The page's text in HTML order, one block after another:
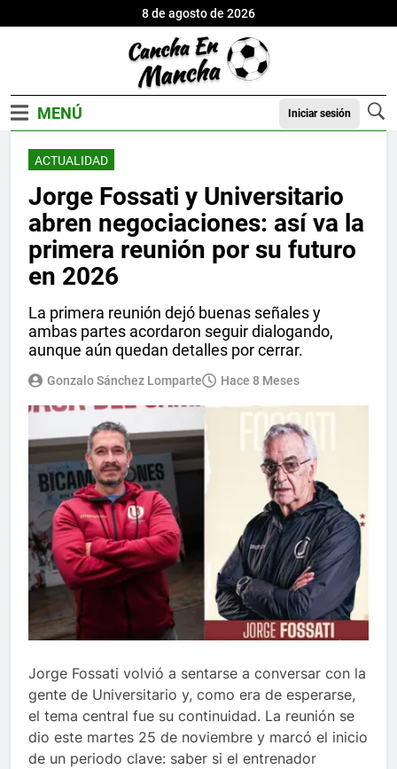
8 de agosto de 2026
Iniciar sesión
ACTUALIDAD
Jorge Fossati y Universitario
abren negociaciones: así va la
primera reunión por su futuro
en 2026
La primera reunión dejó buenas señales y
ambas partes acordaron seguir dialogando,
aunque aún quedan detalles por cerrar.
Gonzalo Sánchez Lomparte Hace 8 Meses
Jorge Fossati volvió a sentarse a conversar con la
gente de Universitario y, como era de esperarse,
el tema central fue su continuidad. La reunión se
dio este martes 25 de noviembre y marcó el inicio
de un periodo clave: saber si el entrenador